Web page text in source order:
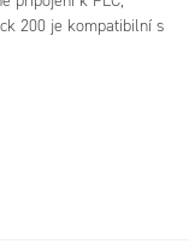
200 je kompatibilní s
velikosti je ideální pro